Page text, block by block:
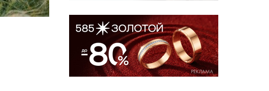
РЕКЛАМА